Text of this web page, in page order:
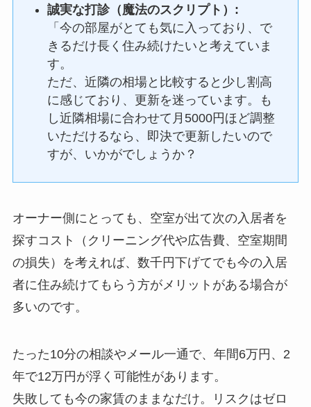
誠実な打診（魔法のスクリプト）:
「今の部屋がとても気に入っており、で
きるだけ長く住み続けたいと考えていま
す。
ただ、近隣の相場と比較すると少し割高
に感じており、更新を迷っています。も
し近隣相場に合わせて月5000円ほど調整
いただけるなら、即決で更新したいので
すが、いかがでしょうか？
オーナー側にとっても、空室が出て次の入居者を
探すコスト（クリーニング代や広告費、空室期間
の損失）を考えれば、数千円下げてでも今の入居
者に住み続けてもらう方がメリットがある場合が
多いのです。
たった10分の相談やメール一通で、 年間6万円、2
年で12万円が浮く可能性があります。
失敗しても今の家賃のままなだけ。リスクはゼロ